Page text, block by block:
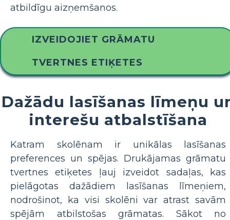
atbildīgu aizņemšanos.
IZVEIDOJIET GRĀMATU
TVERTNES ETIĶETES
Dažādu lasīšanas līmeņu
interešu atbalstīšana
Katram skolēnam ir unikālas lasīšanas
preferences un spējas. Drukājamas grāmatu
tvertnes etiķetes ļauj izveidot sadaļas, kas
pielāgotas dažādiem lasīšanas līmeņiem,
nodrošinot, ka visi skolēni var atrast savām
spējām atbilstošas ​​grāmatas. Sākot no